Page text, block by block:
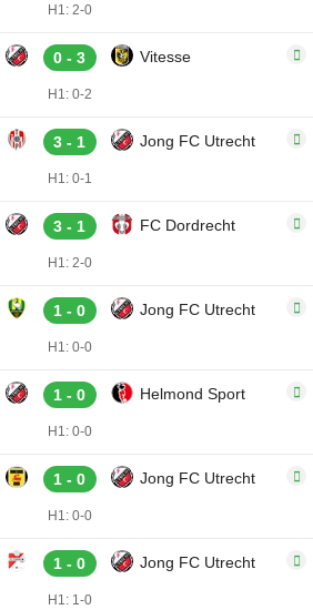
H1: 2-0
0 - 3 Vitesse
H1: 0-2
3 - 1 Jong FC Utrecht
H1: 0-1
3 - 1 FC Dordrecht
H1: 2-0
1 - 0 Jong FC Utrecht
H1: 0-0
1 - 0 Helmond Sport
H1: 0-0
1 - 0 Jong FC Utrecht
H1: 0-0
1 - 0 Jong FC Utrecht
H1: 1-0